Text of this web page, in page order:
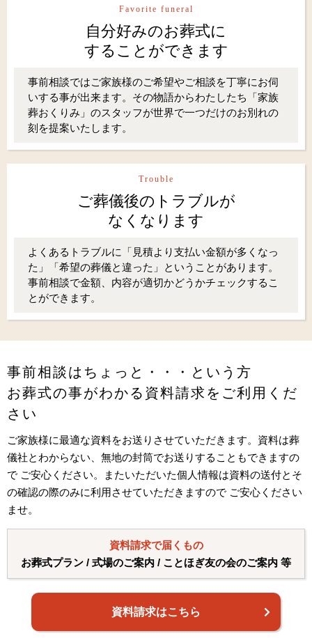
Favorite funeral
自分好みのお葬式に
することができます
事前相談ではご家族様のご希望やご相談を丁寧にお伺
いする事が出来ます。その物語からわたしたち「家族
葬おくりみ」のスタッフが世界で一つだけのお別れの
刻を提案いたします。
Trouble
ご葬儀後のトラブルが
なくなります
よくあるトラブルに「見積より支払い金額が多くなっ
た」「希望の葬儀と違った」ということがあります。
事前相談で金額、内容が適切かどうかチェックするこ
とができます。
事前相談はちょっと・・・という方
お葬式の事がわかる資料請求をご利用くだ
さい
ご家族様に最適な資料をお送りさせていただきます。資料は葬
儀社とわからない、無地の封筒でお送りすることもできますの
で ご安心ください。またいただいた個人情報は資料の送付とそ
の確認の際のみに利用させていただきますので ご安心ください
ませ。
資料請求で届くもの
お葬式プラン / 式場のご案内 / ことほぎ友の会のご案内 等
資料請求はこちら